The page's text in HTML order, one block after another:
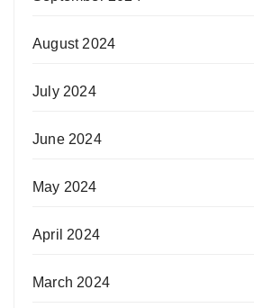
August 2024
July 2024
June 2024
May 2024
April 2024
March 2024